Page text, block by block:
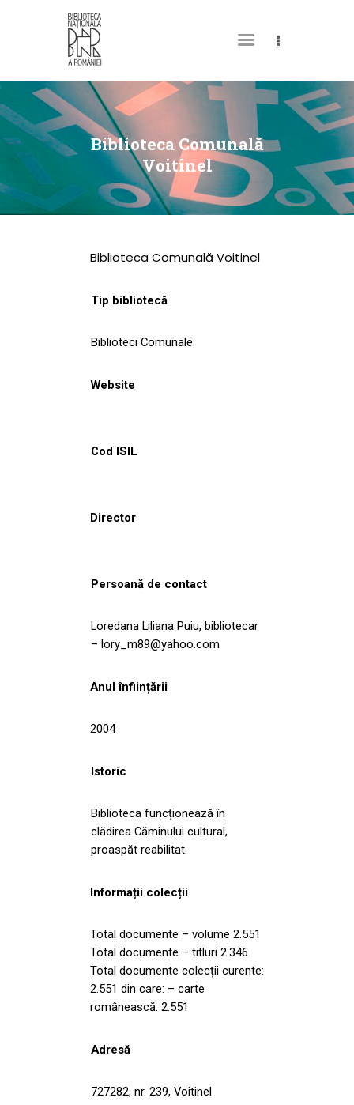
Biblioteca Comunală
Voitinel
DESPRE NOI
PERMISUL MEU DE
BIBLIOTECĂ
CATALOAGE ȘI
COLECȚII
CULTURALE
NOUTĂȚI
Biblioteca Comunală Voitinel
Tip bibliotecă
Biblioteci Comunale
Website
Cod ISIL
Director
Persoană de contact
Loredana Liliana Puiu, bibliotecar
– lory_m89@yahoo.com
Anul înființării
2004
Istoric
Biblioteca funcționează în
clădirea Căminului cultural,
proaspăt reabilitat.
Informații colecții
Total documente – volume 2.551
Total documente – titluri 2.346
Total documente colecții curente:
2.551 din care: – carte
românească: 2.551
Adresă
727282, nr. 239, Voitinel